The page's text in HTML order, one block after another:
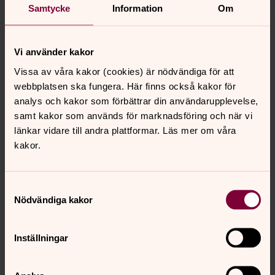
Samtycke Information Om
Vi använder kakor
Vissa av våra kakor (cookies) är nödvändiga för att
webbplatsen ska fungera. Här finns också kakor för
analys och kakor som förbättrar din användarupplevelse,
samt kakor som används för marknadsföring och när vi
länkar vidare till andra plattformar. Läs mer om våra
kakor.
Nödvändiga kakor
Inställningar
begravningsplatser
... att möta människor i vardag och fest, i glädje och sorg
Det enklaste sättet att bli medlem är att fylla i
Du kan även skriva ut medlemsinformationen med
ansökningsblankettellerendast ansökningsblanketten
När du fyllt i den kan du antingen lämna in den på
Pastorsexpeditionen Mariagården på Kyrkogatan 4,
Box 15, 761 21 Norrtälje.
Varmt välkommen med din ansökan!